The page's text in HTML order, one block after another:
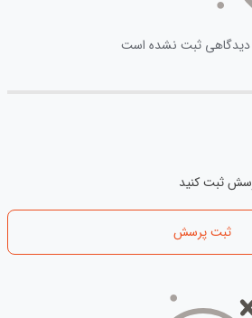
دیدگاهی ثبت نشده است
ثبت کنید
ثبت پرسش